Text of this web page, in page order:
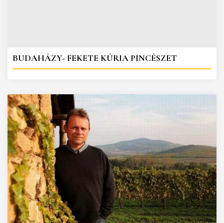
BUDAHÁZY- FEKETE KÚRIA PINCÉSZET